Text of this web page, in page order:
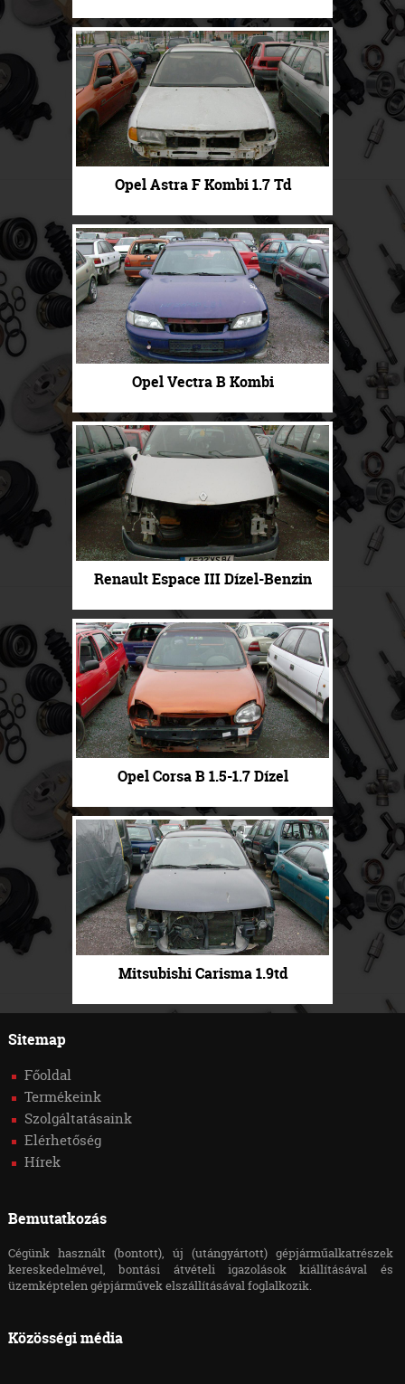
Opel Astra F Kombi 1.7 Td
Opel Vectra B Kombi
Renault Espace III Dízel-Benzin
Opel Corsa B 1.5-1.7 Dízel
Mitsubishi Carisma 1.9td
Sitemap
Főoldal
Termékeink
Szolgáltatásaink
Elérhetőség
Hírek
Bemutatkozás
Cégünk használt (bontott), új (utángyártott) gépjárműalkatrészek
kereskedelmével, bontási átvételi igazolások kiállításával és
üzemképtelen gépjárművek elszállításával foglalkozik.
Közösségi média